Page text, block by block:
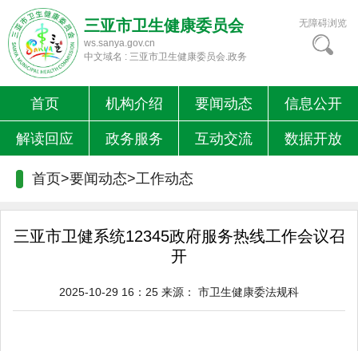
三亚市卫生健康委员会
ws.sanya.gov.cn
中文域名 : 三亚市卫生健康委员会.政务
无障碍浏览
首页 机构介绍 要闻动态 信息公开
解读回应 政务服务 互动交流 数据开放
首页>要闻动态>工作动态
三亚市卫健系统12345政府服务热线工作会议召
开
2025-10-29 16：25 来源： 市卫生健康委法规科